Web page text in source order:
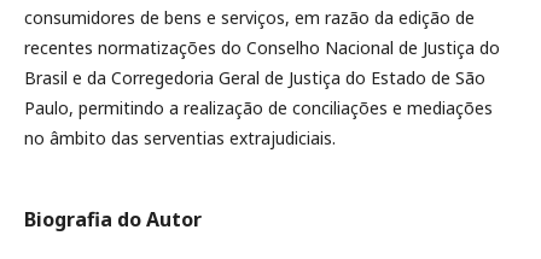
consumidores de bens e serviços, em razão da edição de
recentes normatizações do Conselho Nacional de Justiça do
Brasil e da Corregedoria Geral de Justiça do Estado de São
Paulo, permitindo a realização de conciliações e mediações
no âmbito das serventias extrajudiciais.
Biografia do Autor